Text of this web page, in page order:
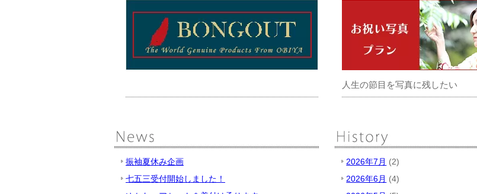
人生の節目を写真に残したい
振袖夏休み企画
七五三受付開始しました！
2026年7月 (2)
2026年6月 (4)